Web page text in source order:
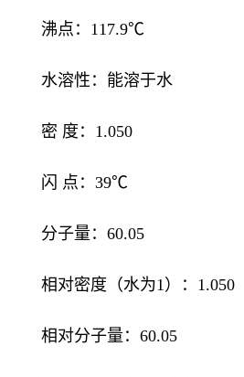
沸点：117.9℃
水溶性：能溶于水
密 度：1.050
闪 点：39℃
分子量：60.05
相对密度（水为1）：1.050
相对分子量：60.05